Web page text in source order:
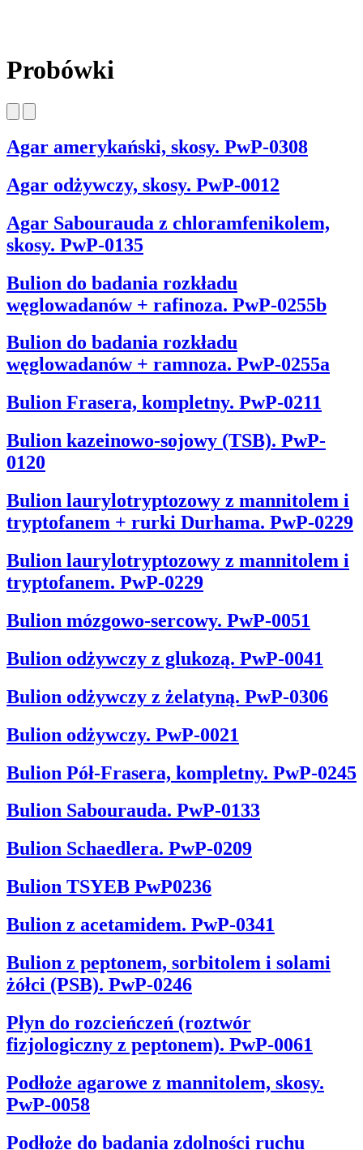
Probówki
Agar amerykański, skosy. PwP-0308
Agar odżywczy, skosy. PwP-0012
Agar Sabourauda z chloramfenikolem,
skosy. PwP-0135
Bulion do badania rozkładu
węglowadanów + rafinoza. PwP-0255b
Bulion do badania rozkładu
węglowadanów + ramnoza. PwP-0255a
Bulion Frasera, kompletny. PwP-0211
Bulion kazeinowo-sojowy (TSB). PwP-
0120
Bulion laurylotryptozowy z mannitolem i
tryptofanem + rurki Durhama. PwP-0229
Bulion laurylotryptozowy z mannitolem i
tryptofanem. PwP-0229
Bulion mózgowo-sercowy. PwP-0051
Bulion odżywczy z glukozą. PwP-0041
Bulion odżywczy z żelatyną. PwP-0306
Bulion odżywczy. PwP-0021
Bulion Pół-Frasera, kompletny. PwP-0245
Bulion Sabourauda. PwP-0133
Bulion Schaedlera. PwP-0209
Bulion TSYEB PwP0236
Bulion z acetamidem. PwP-0341
Bulion z peptonem, sorbitolem i solami
żółci (PSB). PwP-0246
Płyn do rozcieńczeń (roztwór
fizjologiczny z peptonem). PwP-0061
Podłoże agarowe z mannitolem, skosy.
PwP-0058
Podłoże do badania zdolności ruchu